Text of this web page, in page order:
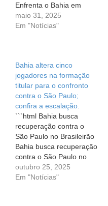
Enfrenta o Bahia em
Confronto Decisivo no
Brasileirão No mundo do
emocionante que vai
além das quatro linhas.
Neste sábado, às 18h30
(de Brasília), o São
Paulo…
maio 31, 2025
Em "Notícias"
Bahia altera cinco
jogadores na formação
titular para o confronto
contra o São Paulo;
confira a escalação.
```html Bahia busca
recuperação contra o
São Paulo no Brasileirão
Bahia busca recuperação
contra o São Paulo no
Brasileirão Futebol é uma
paixão que une milhões
outubro 25, 2025
Em "Notícias"